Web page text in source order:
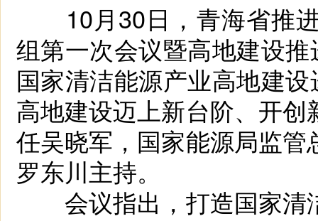
10月30日，青海省推进
组第一次会议暨高地建设
国家清洁能源产业高地建
高地建设迈上新台阶、开
任吴晓军，国家能源局监
罗东川主持。
会议指出，打造国家清